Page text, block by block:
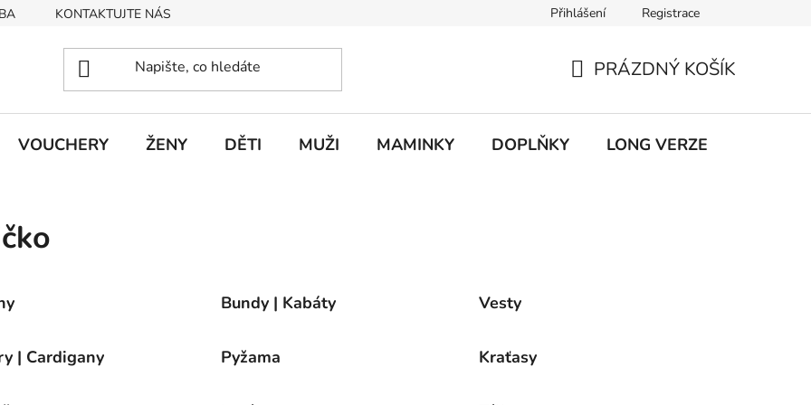
KONTAKTUJTE NÁS Podmínky ochrany osobních údajůPřihlášení Registrace
KOŠÍK
PRÁZDNÝ KOŠÍK
VOUCHERY ŽENY DĚTI MUŽI MAMINKY DOPLŇKY LONG VERZE
Bundy | Kabáty Vesty
| Cardigany Pyžama Kraťasy